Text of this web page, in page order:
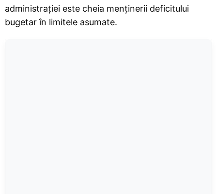
administrației este cheia menținerii deficitului
bugetar în limitele asumate.